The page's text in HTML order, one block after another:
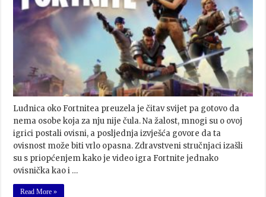
Ludnica oko Fortnitea preuzela je čitav svijet pa gotovo da
nema osobe koja za nju nije čula. Na žalost, mnogi su o ovoj
igrici postali ovisni, a posljednja izvješća govore da ta
ovisnost može biti vrlo opasna. Zdravstveni stručnjaci izašli
su s priopćenjem kako je video igra Fortnite jednako
ovisnička kao i …
Read More »